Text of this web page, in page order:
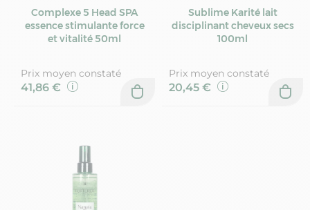
Complexe 5 Head SPA
essence stimulante force
et vitalité 50ml
Prix moyen constaté
41,86 €
Sublime Karité lait
disciplinant cheveux secs
100ml
Prix moyen constaté
20,45 €